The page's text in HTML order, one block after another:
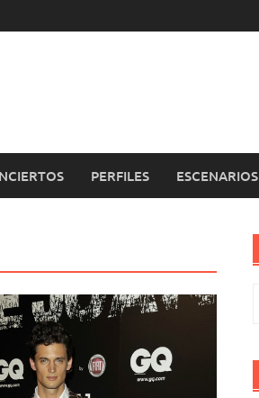
PERFILES ESCENARIOS